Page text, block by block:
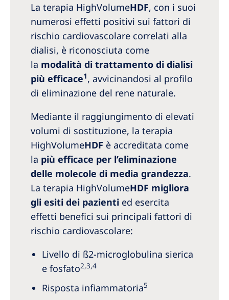
La terapia HighVolumeHDF, con i suoi
numerosi effetti positivi sui fattori di
rischio cardiovascolare correlati alla
dialisi, è riconosciuta come
la modalità di trattamento di dialisi
più efficace1, avvicinandosi al profilo
di eliminazione del rene naturale.
Mediante il raggiungimento di elevati
volumi di sostituzione, la terapia
HighVolumeHDF è accreditata come
la più efficace per l’eliminazione
delle molecole di media grandezza.
La terapia HighVolumeHDF migliora
gli esiti dei pazienti ed esercita
effetti benefici sui principali fattori di
rischio cardiovascolare:
Livello di ß2-microglobulina sierica
e fosfato2,3,4
Risposta infiammatoria5